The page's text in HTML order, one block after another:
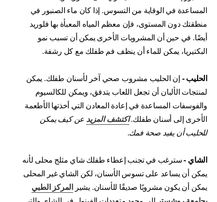
المساعدة في الوقاية من التسوس. إذا كان ماء الصنبور في
منطقتك دون المستوى، فإن معظم المياه المعبأة بها فلوريد
أيضًا. في حين أن المشروبات الأخرى يمكن أن تسبب نمو
البكتيريا، يمكن للماء أن ينظف فم طفلك مع كل رشفة.
الحليب - إن الحليب مشروب صحي آخر لأسنان طفلك. يمكن
لمنتجات الألبان أن تجعل اللعاب يتدفق، ويمكن للكالسيوم
والفوسفات المساعدة في إعادة المعادن التي أخذتها الأطعمة
الأخرى إلى أسنان طفلك.اكتشف المزيد عن كيف يمكن
للحليب أن يفيد صحة فمك.
الشاي -سترغب في تجنب إعطاء طفلك شاي مثلج محلى لأنه
يمكن أن يساعد على تسوس الأسنان، لكن الشاي غير المحلى
يمكن أن يكون مشروبًا صديقًا للأسنان. يشيرالمركز الطبي